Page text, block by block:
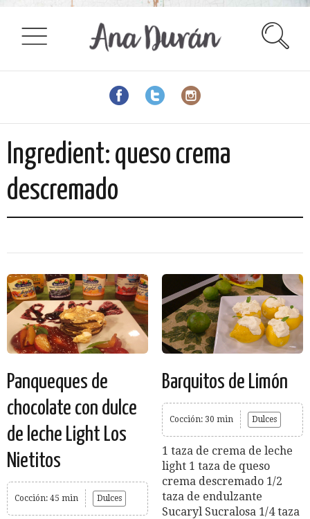
Ingredient: queso crema
descremado
Panqueques de
chocolate con dulce
de leche Light Los
Nietitos
Cocción: 45 min Dulces
Barquitos de Limón
Cocción: 30 min Dulces
1 taza de crema de leche
light 1 taza de queso
crema descremado 1/2
taza de endulzante
Sucaryl Sucralosa 1/4 taza